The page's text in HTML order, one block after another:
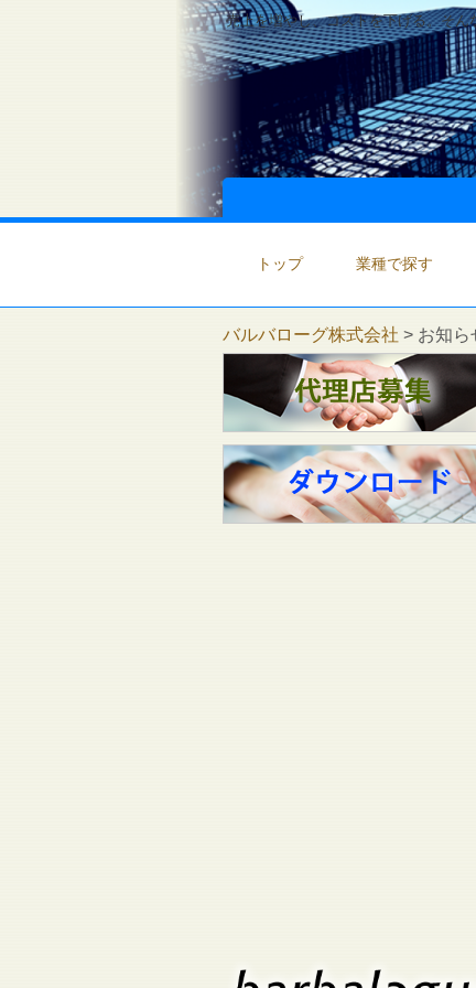
売上を増やし、コストを下げる。そん
トップ 業種で探す
バルバローグ株式会社 > お知ら